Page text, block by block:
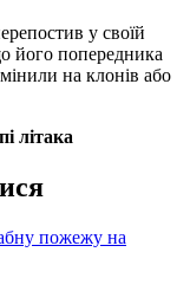
у своїй
його попередника
на клонів або
літака